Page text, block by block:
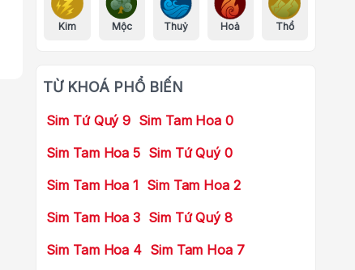
Kim Mộc Thuỷ Hoả Thổ
TỪ KHOÁ PHỔ BIẾN
Sim Tứ Quý 9 Sim Tam Hoa 0
Sim Tam Hoa 5 Sim Tứ Quý 0
Sim Tam Hoa 1 Sim Tam Hoa 2
Sim Tam Hoa 3 Sim Tứ Quý 8
Sim Tam Hoa 4 Sim Tam Hoa 7